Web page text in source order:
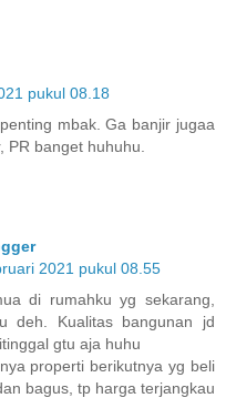
pukul 08.18
mbak. Ga banjir jugaa
PR banget huhuhu.
2021 pukul 08.55
di rumahku yg sekarang,
deh. Kualitas bangunan jd
gtu aja huhu
properti berikutnya yg beli
bagus, tp harga terjangkau